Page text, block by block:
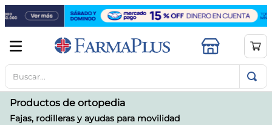
Buscar...
Productos de ortopedia
Fajas, rodilleras y ayudas para movilidad
TÉRMINOS MÁS BUSCADOS
1.
mela b3
2
cerave limpieza